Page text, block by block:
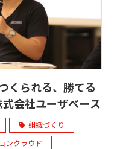
くられる、勝てる
会社ユーザベース
組織づくり
ンクラウド